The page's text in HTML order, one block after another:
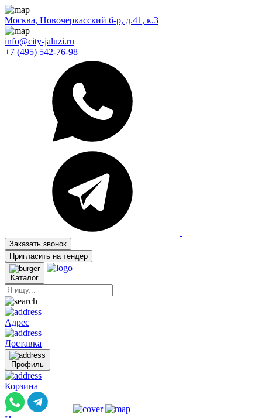
Москва, Новочеркасский б-р, д.41, к.3
info@city-jaluzi.ru
+7 (495) 542-76-98
Заказать звонок
Пригласить на тендер
Каталог
Адрес
Доставка
Профиль
Корзина